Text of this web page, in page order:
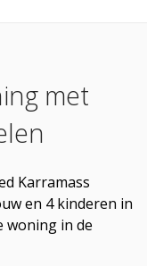
met
Karramass
en 4 kinderen in
woning in de